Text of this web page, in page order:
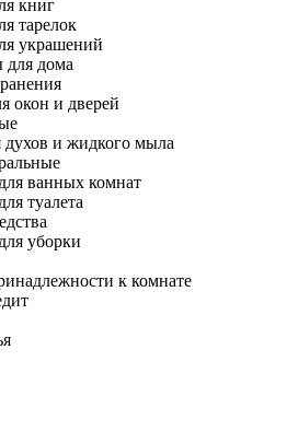
книг
тарелок
украшений
для дома
окон и дверей
и жидкого мыла
ванных комнат
туалета
уборки
к комнате